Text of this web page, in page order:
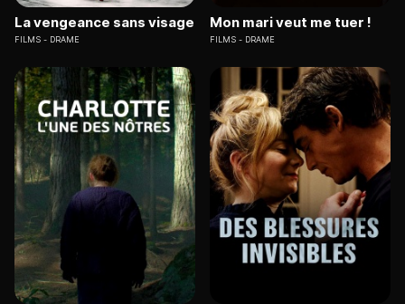
La vengeance sans visage
FILMS DRAME
Mon mari veut me tuer !
FILMS DRAME